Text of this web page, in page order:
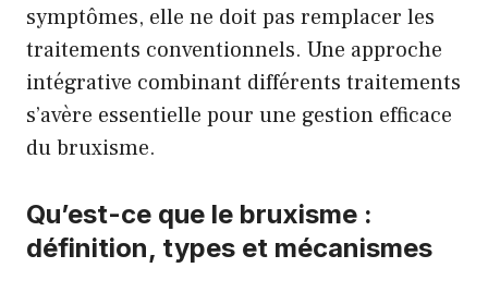
symptômes, elle ne doit pas remplacer les
traitements conventionnels. Une approche
intégrative combinant différents traitements
s’avère essentielle pour une gestion efficace
du bruxisme.
Qu’est-ce que le bruxisme :
définition, types et mécanismes